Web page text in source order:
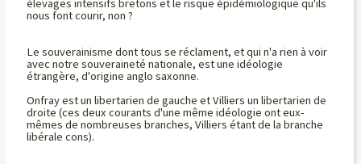
élevages intensifs bretons et le risque épidémiologique qu'ils
nous font courir, non ?
Le souverainisme dont tous se réclament, et qui n'a rien à voir
avec notre souveraineté nationale, est une idéologie
étrangère, d'origine anglo saxonne.
Onfray est un libertarien de gauche et Villiers un libertarien de
droite (ces deux courants d'une même idéologie ont eux-
mêmes de nombreuses branches, Villiers étant de la branche
libérale cons).